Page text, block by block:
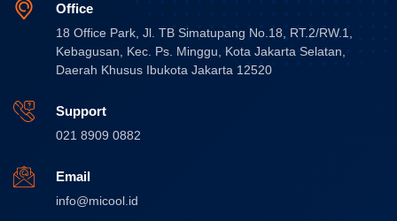
Office
18 Office Park, Jl. TB Simatupang No.18, RT.2/RW.1,
Kebagusan, Kec. Ps. Minggu, Kota Jakarta Selatan,
Daerah Khusus Ibukota Jakarta 12520
Support
021 8909 0882
Email
info@micool.id